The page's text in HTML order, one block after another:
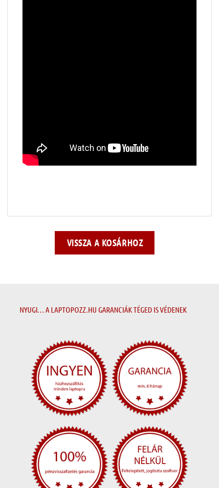
VISSZA A KOSÁRHOZ
NYUGI… A LAPTOPOZZ.HU GARANCIÁK TÉGED IS VÉDENEK